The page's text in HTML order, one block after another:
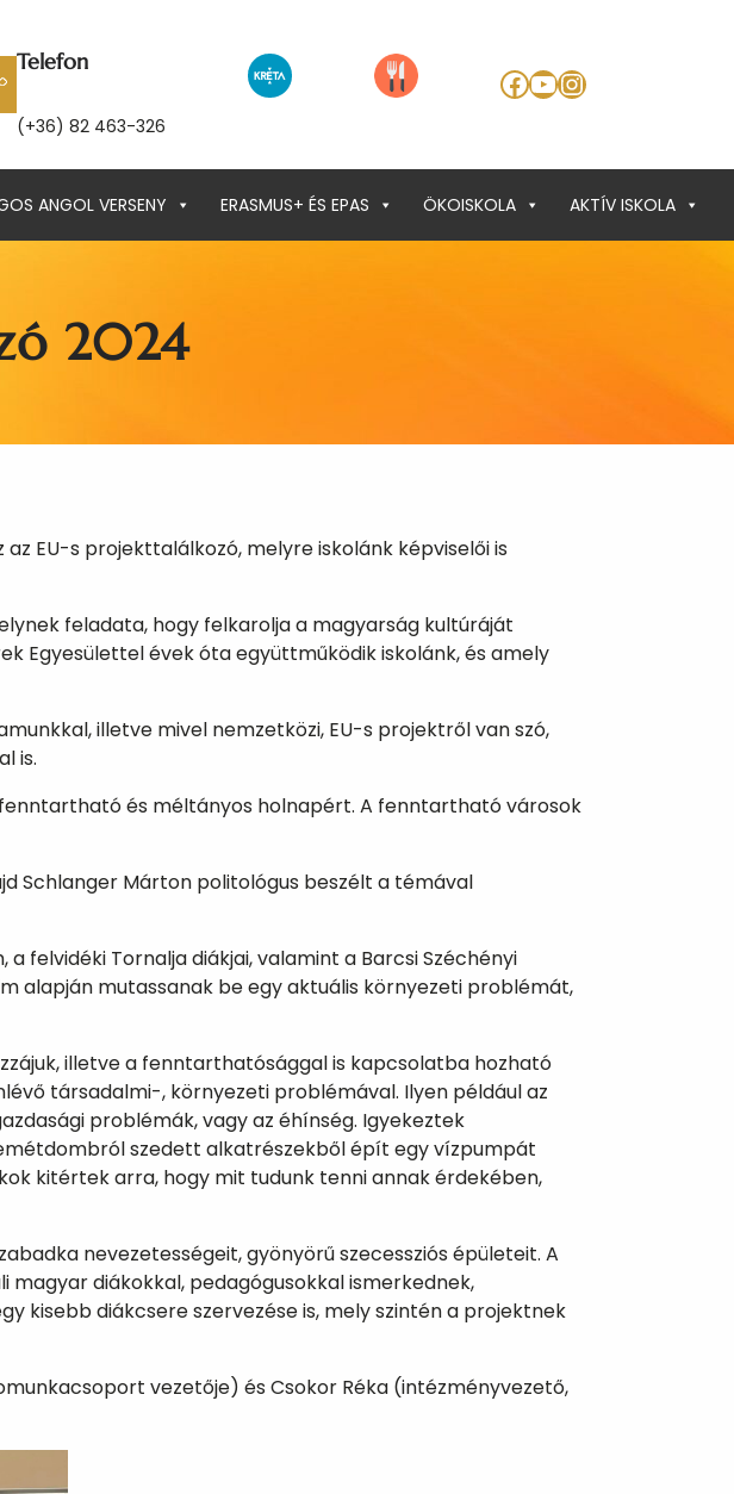
Telefon
(+36) 82 463-326
Facebook
YouTube
Instagram
ANGOL VERSENY ERASMUS+ ÉS EPAS ÖKOISKOLA AKTÍV ISKOLA
2024
EU-s projekttalálkozó, melyre iskolánk képviselői is
feladata, hogy felkarolja a magyarság kultúráját
Egyesülettel évek óta együttműködik iskolánk, és amely
illetve mivel nemzetközi, EU-s projektről van szó,
is.
és méltányos holnapért. A fenntartható városok
Schlanger Márton politológus beszélt a témával
felvidéki Tornalja diákjai, valamint a Barcsi Széchényi
alapján mutassanak be egy aktuális környezeti problémát,
illetve a fenntarthatósággal is kapcsolatba hozható
társadalmi-, környezeti problémával. Ilyen például az
problémák, vagy az éhínség. Igyekeztek
szedett alkatrészekből épít egy vízpumpát
kitértek arra, hogy mit tudunk tenni annak érdekében,
nevezetességeit, gyönyörű szecessziós épületeit. A
diákokkal, pedagógusokkal ismerkednek,
kisebb diákcsere szervezése is, mely szintén a projektnek
vezetője) és Csokor Réka (intézményvezető,